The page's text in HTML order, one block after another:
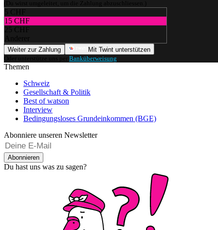
(Du wirst umgeleitet, um die Zahlung abzuschliessen.)
5 CHF
15 CHF
25 CHF
Anderer
Weiter zur Zahlung
Mit Twint unterstützen
Oder unterstütze uns per Banküberweisung
Themen
Schweiz
Gesellschaft & Politik
Best of watson
Interview
Bedingungsloses Grundeinkommen (BGE)
Abonniere unseren Newsletter
Abonnieren
Du hast uns was zu sagen?